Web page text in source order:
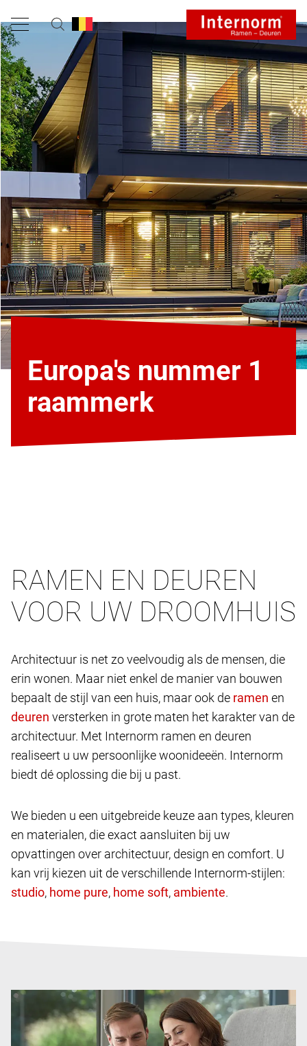
Europa's nummer 1
raammerk
RAMEN EN DEUREN
VOOR UW DROOMHUIS
Architectuur is net zo veelvoudig als de mensen, die
erin wonen. Maar niet enkel de manier van bouwen
bepaalt de stijl van een huis, maar ook de
en
versterken in grote maten het karakter van de
architectuur. Met Internorm ramen en deuren
realiseert u uw persoonlijke woonideeën. Internorm
biedt dé oplossing die bij u past.
We bieden u een uitgebreide keuze aan types, kleuren
en materialen, die exact aansluiten bij uw
opvattingen over architectuur, design en comfort. U
kan vrij kiezen uit de verschillende Internorm-stijlen:
,
, , .